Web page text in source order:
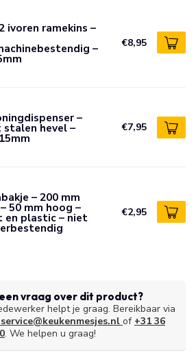
ivoren ramekins –
– €8,95
–
hevel – €7,95
– 200 mm
50 mm hoog –
en plastic – niet €2,95
vraag over dit product?
helpt je graag. Bereikbaar via
of +31 36
. We helpen u graag!